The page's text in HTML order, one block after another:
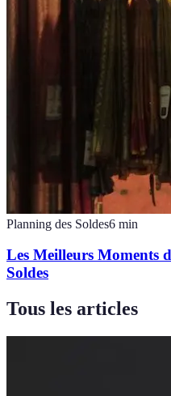
Planning des Soldes6 min
Les Meilleurs Moments
Soldes
Tous les articles